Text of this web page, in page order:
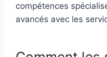
compétences
avancés avec les